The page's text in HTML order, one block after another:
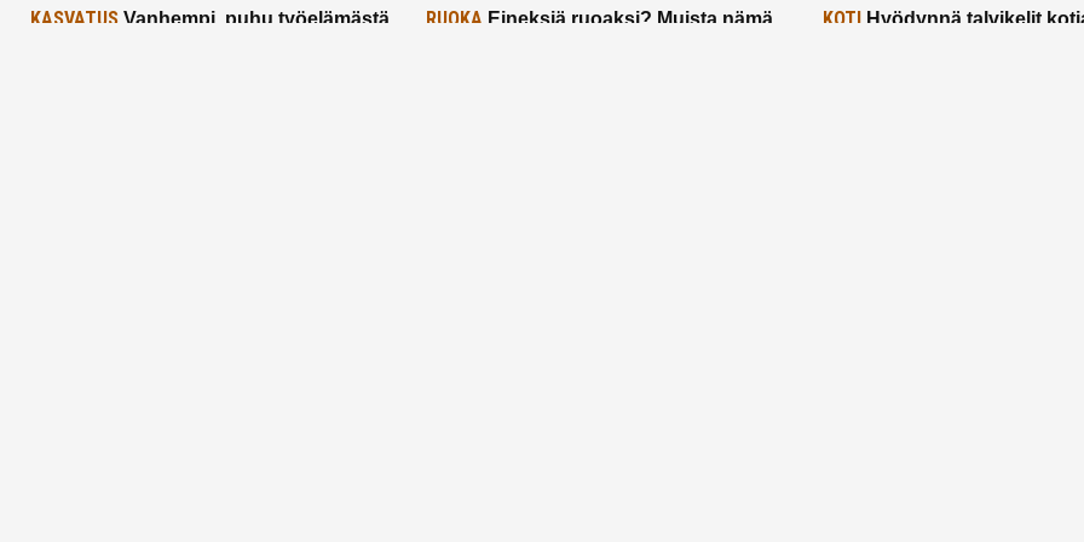
KASVATUS Vanhempi, puhu työelämästä
RUOKA Eineksiä ruoaksi? Muista nämä
KOTIHyödynnä talvikelit